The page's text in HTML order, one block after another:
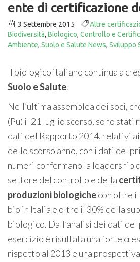
ente di certificazione
3 Settembre 2015 Altre
Biodiversità, Biologico, Controllo e
Ambiente, Suolo e Salute News, Sviluppo
Il biologico italiano continua a
Suolo e Salute.
Nell’ultima assemblea dei soci,
(Pu) il 21 luglio scorso, sono stati
dati del Rapporto 2014, relativi
dello scorso anno, con i dati del
numeri confermano la leadership
settore del controllo e della
produzioni biologichecon oltre
bio in Italia e oltre il 30% della
biologico. Dall’analisi dei dati
esercizio è risultata una forte
rispetto al 2013 e una